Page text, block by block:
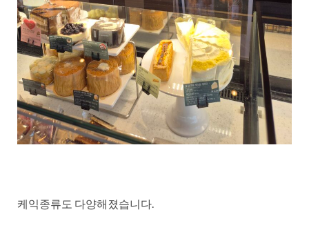
케익종류도 다양해졌습니다.